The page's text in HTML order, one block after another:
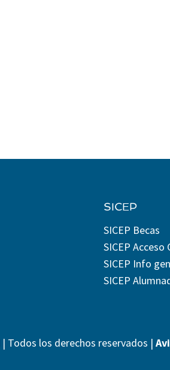
SICEP
SICEP Becas
SICEP Acceso
SICEP Info
SICEP
| Todos los derechos reservados |